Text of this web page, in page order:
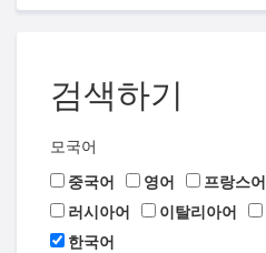
검색하기
모국어
중국어
영어 프랑스어
러시아어
이탈리아어
한국어